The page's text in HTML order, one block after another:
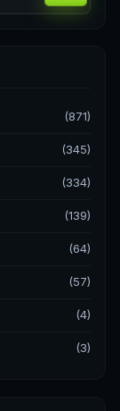
(871)
(345)
(334)
(139)
(64)
(57)
(4)
(3)